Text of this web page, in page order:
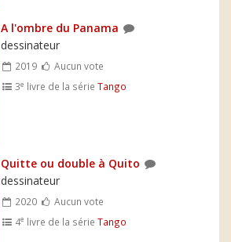
A l'ombre du Panama
dessinateur
2019
Aucun vote
3e livre de la sérieTango
Quitte ou double à Quito
dessinateur
2020
Aucun vote
4e livre de la sérieTango